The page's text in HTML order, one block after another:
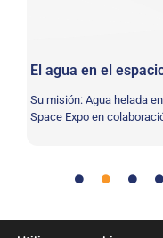
El agua en el
Su misión: Agua helada
Space Expo en